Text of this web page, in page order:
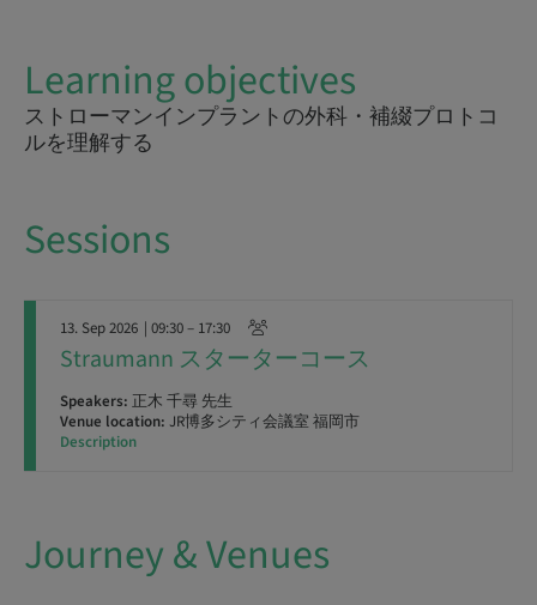
Learning objectives
ストローマンインプラントの外科・補綴プロトコ
ルを理解する
Sessions
13. Sep 2026 | 09:30 – 17:30
Straumann スターターコース
Speakers: 正木 千尋 先生
Venue location: JR博多シティ会議室 福岡市
Description
Journey & Venues